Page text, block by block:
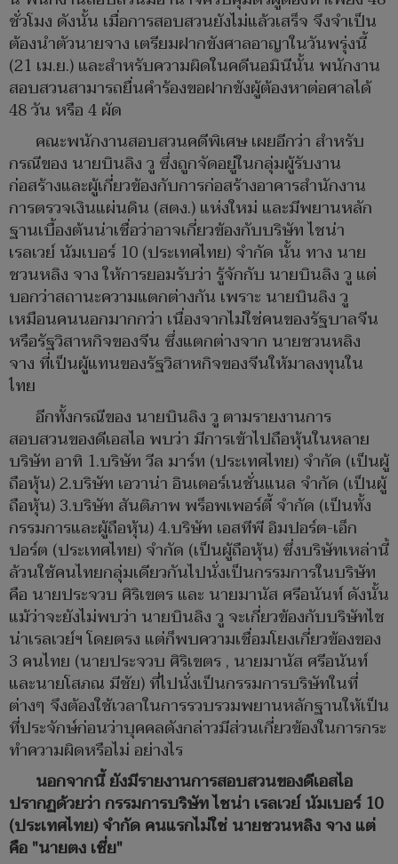
ชั่วโมง ดังนั้น เมื่อการสอบสวนยังไม่แล้วเสร็จ จึงจำเป็น
ต้องนำตัวนายจาง เตรียมฝากขังศาลอาญาในวันพรุ่งนี้
(21 เม.ย.) และสำหรับความผิดในคดีนอมินีนั้น พนักงาน
สอบสวนสามารถยื่นคำร้องขอฝากขังผู้ต้องหาต่อศาลได้
48 วัน หรือ 4 ผัด
คณะพนักงานสอบสวนคดีพิเศษ เผยอีกว่า สำหรับ
กรณีของ นายบินลิง วู ซึ่งถูกจัดอยู่ในกลุ่มผู้รับงาน
ก่อสร้างและผู้เกี่ยวข้องกับการก่อสร้างอาคารสำนักงาน
การตรวจเงินแผ่นดิน (สตง.) แห่งใหม่ และมีพยานหลัก
ฐานเบื้องต้นน่าเชื่อว่าอาจเกี่ยวข้องกับบริษัท ไชน่า
เรลเวย์ นัมเบอร์ 10 (ประเทศไทย) จำกัด นั้น ทาง นาย
ชวนหลิง จาง ให้การยอมรับว่า รู้จักกับ นายบินลิง วู แต่
บอกว่าสถานะความแตกต่างกัน เพราะ นายบินลิง วู
เหมือนคนนอกมากกว่า เนื่องจากไม่ใช่คนของรัฐบาลจีน
หรือรัฐวิสาหกิจของจีน ซึ่งแตกต่างจาก นายชวนหลิง
จาง ที่เป็นผู้แทนของรัฐวิสาหกิจของจีนให้มาลงทุนใน
ไทย
อีกทั้งกรณีของ นายบินลิง วู ตามรายงานการ
สอบสวนของดีเอสไอ พบว่า มีการเข้าไปถือหุ้นในหลาย
บริษัท อาทิ 1.บริษัท วีล มาร์ท (ประเทศไทย) จำกัด (เป็นผู้
ถือหุ้น) 2.บริษัท เอวาน่า อินเตอร์เนชั่นแนล จำกัด (เป็นผู้
ถือหุ้น) 3.บริษัท สันติภาพ พร็อพเพอร์ตี้ จำกัด (เป็นทั้ง
กรรมการและผู้ถือหุ้น) 4.บริษัท เอสทีพี อิมปอร์ต-เอ็ก
ปอร์ต (ประเทศไทย) จำกัด (เป็นผู้ถือหุ้น) ซึ่งบริษัทเหล่านี้
ล้วนใช้คนไทยกลุ่มเดียวกันไปนั่งเป็นกรรมการในบริษัท
คือ นายประจวบ ศิริเขตร และ นายมานัส ศรีอนันท์ ดังนั้น
แม้ว่าจะยังไม่พบว่า นายบินลิง วู จะเกี่ยวข้องกับบริษัทไช
น่าเรลเวย์ฯ โดยตรง แต่ก็พบความเชื่อมโยงเกี่ยวข้องของ
3 คนไทย (นายประจวบ ศิริเขตร , นายมานัส ศรีอนันท์
และนายโสภณ มีชัย) ที่ไปนั่งเป็นกรรมการบริษัทในที่
ต่างๆ จึงต้องใช้เวลาในการรวบรวมพยานหลักฐานให้เป็น
ที่ประจักษ์ก่อนว่าบุคคลดังกล่าวมีส่วนเกี่ยวข้องในการกระ
ทำความผิดหรือไม่ อย่างไร
นอกจากนี้ ยังมีรายงานการสอบสวนของดีเอสไอ
ปรากฏด้วยว่า กรรมการบริษัท ไชน่า เรลเวย์ นัมเบอร์ 10
(ประเทศไทย) จำกัด คนแรกไม่ใช่ นายชวนหลิง จาง แต่
คือ "นายตง เซี่ย"